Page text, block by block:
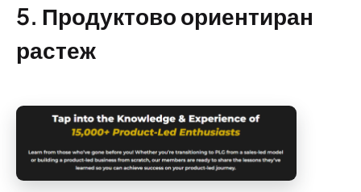
5. Продуктово ориентиран
растеж